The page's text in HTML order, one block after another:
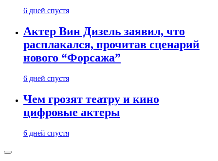
6 дней спустя
Актер Вин Дизель заявил, что
расплакался, прочитав сценарий
нового “Форсажа”
6 дней спустя
Чем грозят театру и кино
цифровые актеры
6 дней спустя